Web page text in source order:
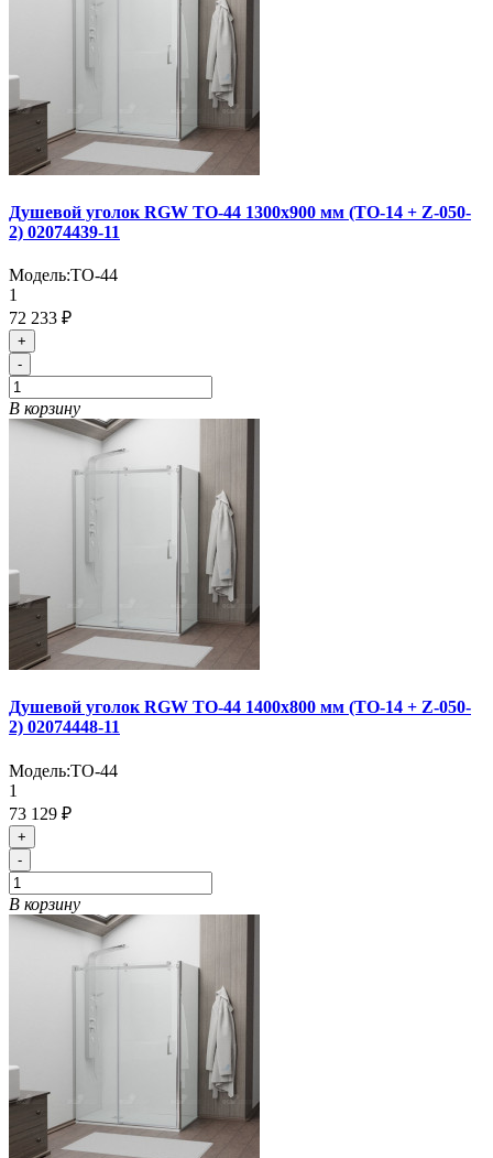
Душевой уголок RGW TO-44 1300x900 мм (TO-14 + Z-050-
2) 02074439-11
Модель:TO-44
1
72 233 ₽
+
-
В корзину
Душевой уголок RGW TO-44 1400x800 мм (TO-14 + Z-050-
2) 02074448-11
Модель:TO-44
1
73 129 ₽
+
-
В корзину